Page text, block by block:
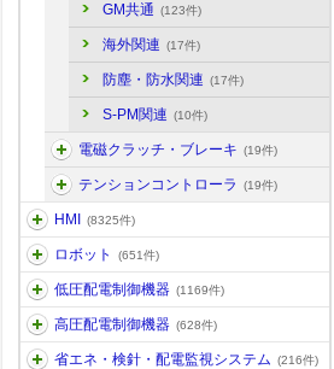
GM共通 (123件)
海外関連 (17件)
防塵・防水関連 (17件)
S-PM関連 (10件)
電磁クラッチ・ブレーキ (19件)
テンションコントローラ (19件)
HMI (8325件)
ロボット (651件)
低圧配電制御機器 (1169件)
高圧配電制御機器 (628件)
省エネ・検針・配電監視システム (216件)